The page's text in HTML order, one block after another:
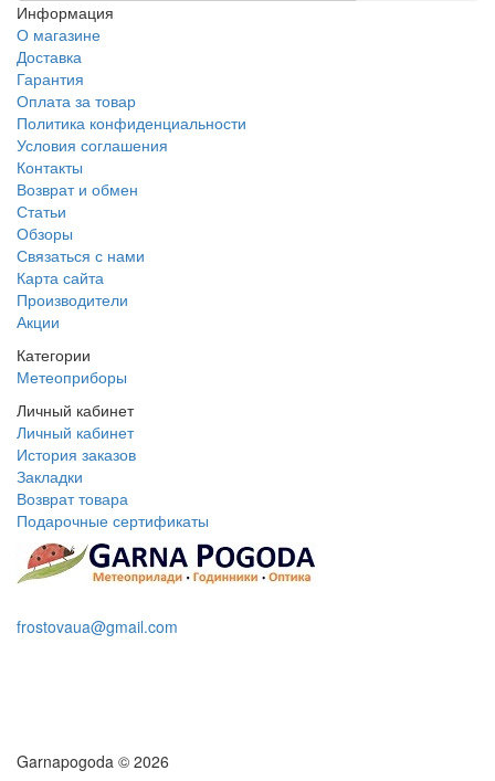
Информация
О магазине
Доставка
Гарантия
Оплата за товар
Политика конфиденциальности
Условия соглашения
Контакты
Возврат и обмен
Статьи
Обзоры
Связаться с нами
Карта сайта
Производители
Акции
Категории
Метеоприборы
Личный кабинет
Личный кабинет
История заказов
Закладки
Возврат товара
Подарочные сертификаты
frostovaua@gmail.com
Garnapogoda © 2026